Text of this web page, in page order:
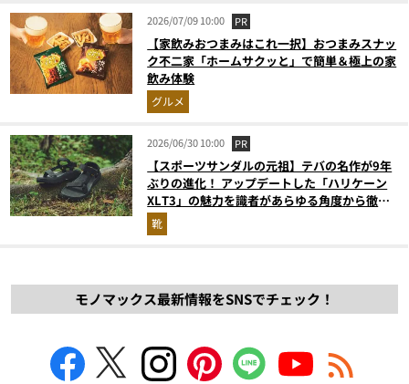
2026/07/09 10:00 PR
【家飲みおつまみはこれ一択】おつまみスナッ
ク不二家「ホームサクッと」で簡単＆極上の家
飲み体験
グルメ
2026/06/30 10:00 PR
【スポーツサンダルの元祖】テバの名作が9年
ぶりの進化！ アップデートした「ハリケーン
XLT3」の魅力を識者があらゆる角度から徹底
解説！
靴
モノマックス最新情報をSNSでチェック！